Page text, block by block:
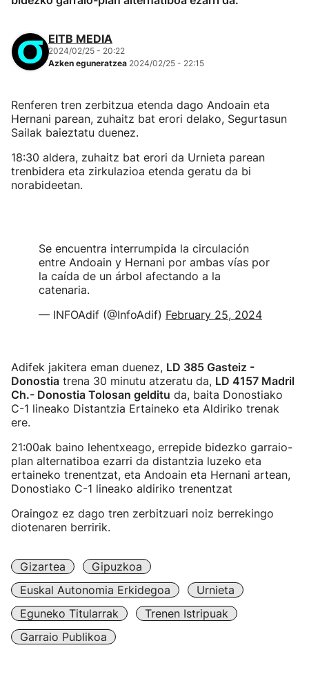
EITB MEDIA
2024/02/25 - 20:22
Azken eguneratzea 2024/02/25 - 22:15
Renferen tren zerbitzua etenda dago Andoain eta
Hernani parean, zuhaitz bat erori delako, Segurtasun
Sailak baieztatu duenez.
18:30 aldera, zuhaitz bat erori da Urnieta parean
trenbidera eta zirkulazioa etenda geratu da bi
norabideetan.
Se encuentra interrumpida la circulación
entre Andoain y Hernani por ambas vías por
la caída de un árbol afectando a la
catenaria.
— INFOAdif (@InfoAdif) February 25, 2024
Adifek jakitera eman duenez, LD 385 Gasteiz -
Donostia trena 30 minutu atzeratu da, LD 4157 Madril
Ch.- Donostia Tolosan gelditu da, baita Donostiako
C-1 lineako Distantzia Ertaineko eta Aldiriko trenak
ere.
21:00ak baino lehentxeago, errepide bidezko garraio-
plan alternatiboa ezarri da distantzia luzeko eta
ertaineko trenentzat, eta Andoain eta Hernani artean,
Donostiako C-1 lineako aldiriko trenentzat
Oraingoz ez dago tren zerbitzuari noiz berrekingo
diotenaren berririk.
Gizartea
Gipuzkoa
Euskal Autonomia Erkidegoa
Urnieta
Eguneko Titularrak
Trenen Istripuak
Garraio Publikoa